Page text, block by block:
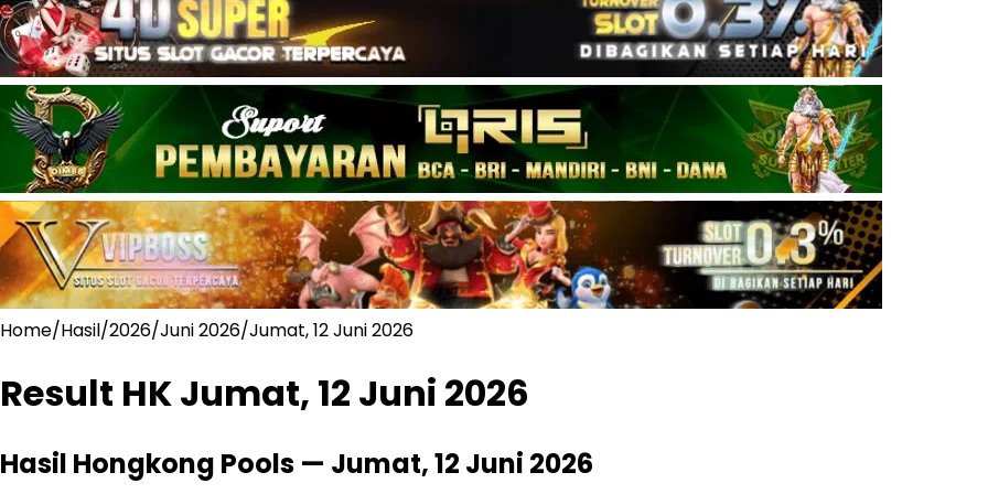
Home/Hasil/2026/Juni 2026/Jumat, 12 Juni 2026
Result HKJumat, 12 Juni 2026
Hasil Hongkong Pools — Jumat, 12 Juni 2026